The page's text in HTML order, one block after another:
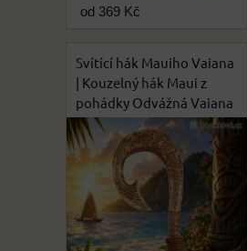
od 369 Kč
Svítící hák Mauiho Vaiana
| Kouzelný hák Maui z
pohádky Odvážná Vaiana